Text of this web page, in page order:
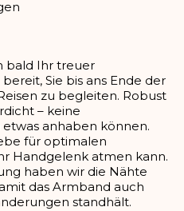
bald Ihr treuer
Sie bis ans Ende der
zu begleiten. Robust
– keine
anhaben können.
für optimalen
Handgelenk atmen kann.
haben wir die Nähte
das Armband auch
standhält.